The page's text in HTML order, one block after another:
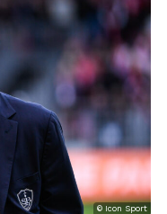
© Icon Sport